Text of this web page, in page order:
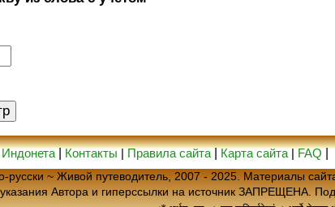
|Контакты|Правила сайта|Карта сайта|FAQ|
~ Живой путеводитель, 2007 - 2025. Материалы
Автора и гиперссылки на источник ЗАПРЕЩЕНА.